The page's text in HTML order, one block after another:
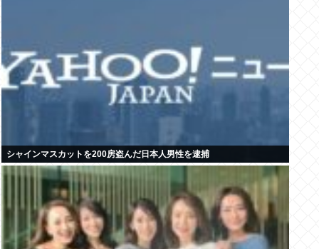
シャインマスカットを200房盗んだ日本人男性を逮捕